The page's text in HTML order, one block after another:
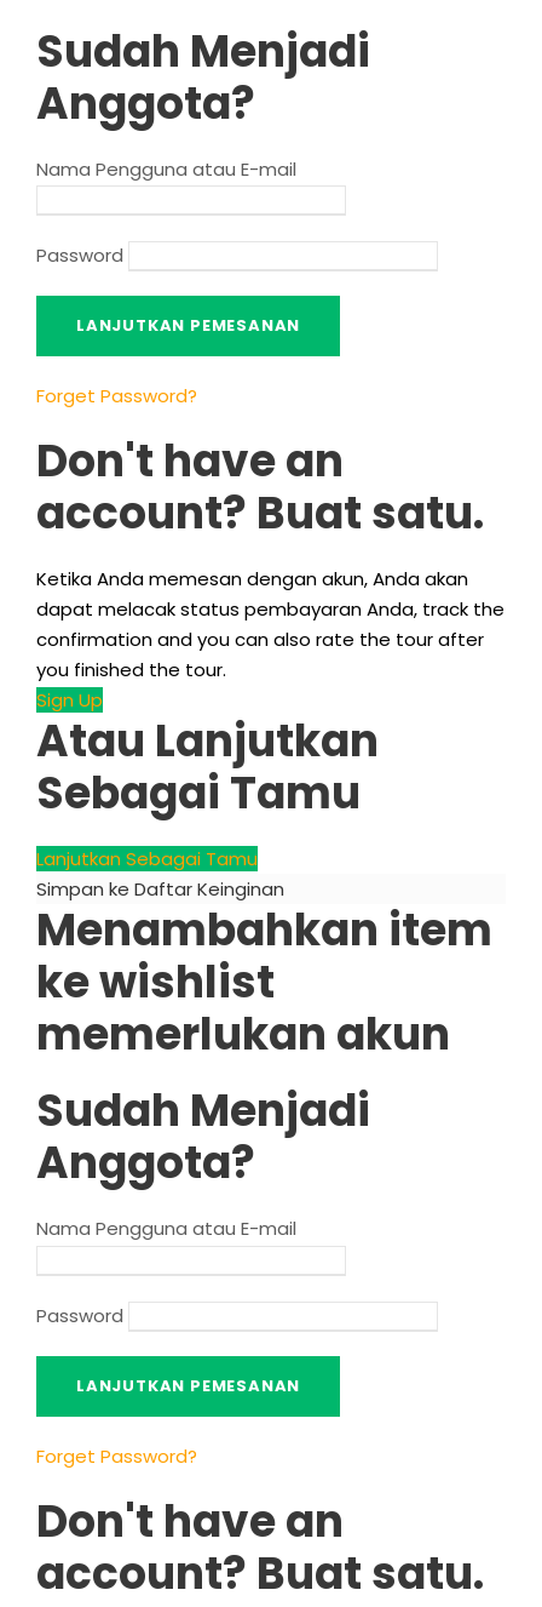
Sudah Menjadi
Anggota?
Nama Pengguna atau E-mail
Password
Forget Password?
Don't have an
account? Buat satu.
Ketika Anda memesan dengan akun, Anda akan
dapat melacak status pembayaran Anda, track the
confirmation and you can also rate the tour after
you finished the tour.
Sign Up
Atau Lanjutkan
Sebagai Tamu
Lanjutkan Sebagai Tamu
Simpan ke Daftar Keinginan
Menambahkan item
ke wishlist
memerlukan akun
Sudah Menjadi
Anggota?
Nama Pengguna atau E-mail
Password
Forget Password?
Don't have an
account? Buat satu.